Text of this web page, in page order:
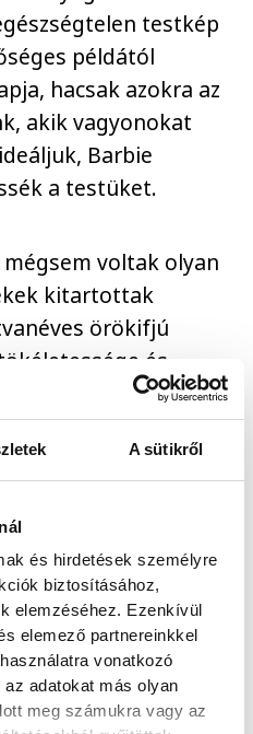
A sütikről
és hirdetések személyre
biztosításához,
elemzéséhez. Ezenkívül
elemező partnereinkkel
vonatkozó
adatokat más olyan
meg számukra vagy az
testkép
példától
hacsak azokra az
akik vagyonokat
Barbie
a testüket.
voltak olyan
kitartottak
örökifjú
és
több tízmillióinak
pozitív hatással.
kollekciót
alatt
egy jó részére
három új
bőrtónussal és
meg a